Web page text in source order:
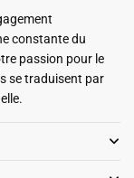
constante du
passion pour le
se traduisent par